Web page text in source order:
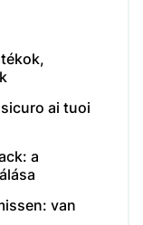
ai tuoi
a
van